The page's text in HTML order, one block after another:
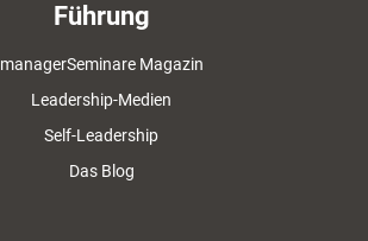
Führung
managerSeminare Magazin
Leadership-Medien
Self-Leadership
Das Blog